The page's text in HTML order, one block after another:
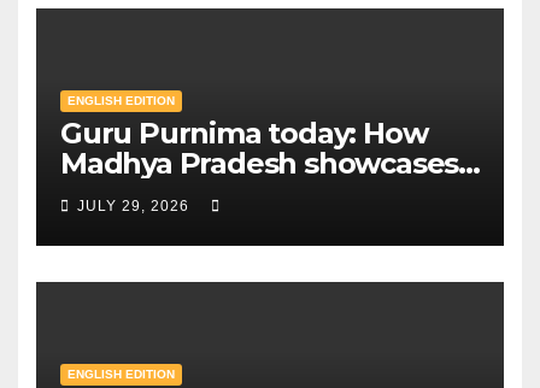
ENGLISH EDITION
Guru Purnima today: How
Madhya Pradesh showcases
Sandipani schools as new
education model | Mint
JULY 29, 2026
ENGLISH EDITION